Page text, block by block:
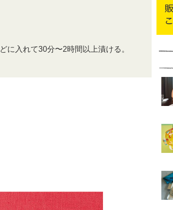
に入れて30分〜2時間以上漬ける。